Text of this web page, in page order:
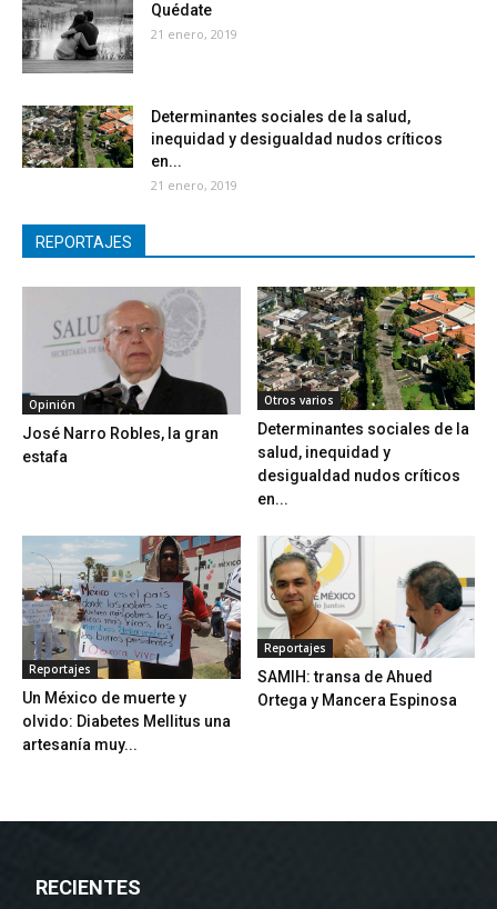
Quédate
21 enero, 2019
Determinantes sociales de la salud,
inequidad y desigualdad nudos críticos
en...
21 enero, 2019
REPORTAJES
Opinión
José Narro Robles, la gran
estafa
Otros varios
Determinantes sociales de la
salud, inequidad y
desigualdad nudos críticos
en...
Reportajes
Un México de muerte y
olvido: Diabetes Mellitus una
artesanía muy...
Reportajes
SAMIH: transa de Ahued
Ortega y Mancera Espinosa
RECIENTES